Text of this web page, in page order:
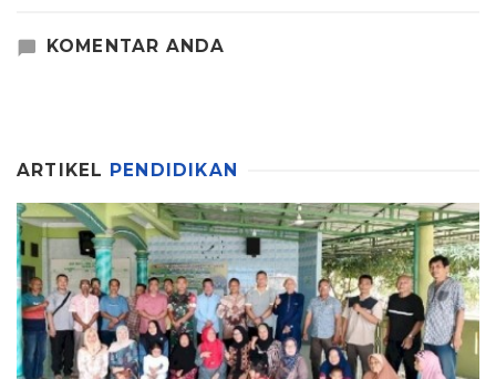
KOMENTAR ANDA
ARTIKEL PENDIDIKAN